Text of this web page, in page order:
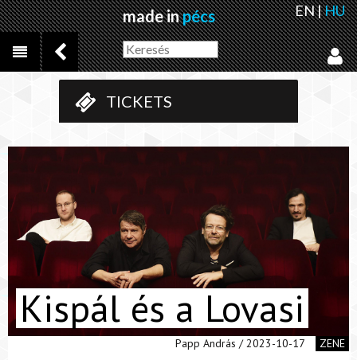
made inpécs EN|HU
TICKETS
Kispál és a Lovasi
Papp András / 2023-10-17 ZENE